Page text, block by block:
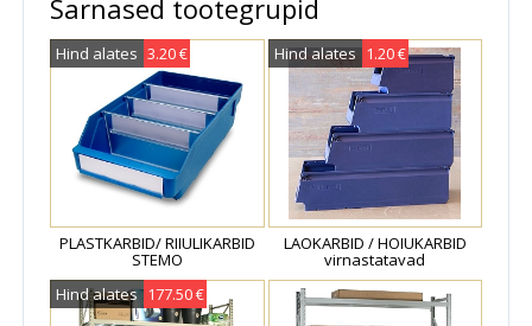
Sarnased tootegrupid
Hind alates 3.20 €
PLASTKARBID/ RIIULIKARBID
STEMO
Hind alates 1.20 €
LAOKARBID / HOIUKARBID
virnastatavad
Hind alates 177.50 €